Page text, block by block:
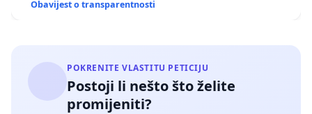
Obavijest o transparentnosti
POKRENITE VLASTITU PETICIJU
Postoji li nešto što želite
promijeniti?